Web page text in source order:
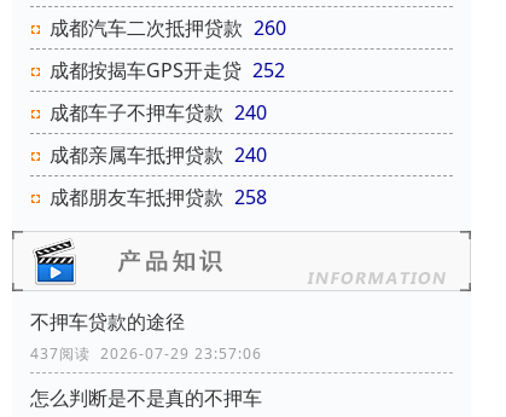
成都汽车二次抵押贷款 260
成都按揭车GPS开走贷 252
成都车子不押车贷款 240
成都亲属车抵押贷款 240
成都朋友车抵押贷款 258
不押车贷款的途径​
437阅读 2026-07-29 23:57:06
怎么判断是不是真的不押车